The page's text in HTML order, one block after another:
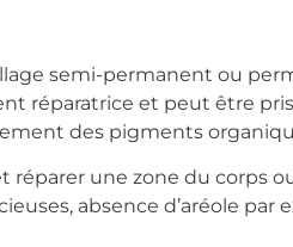
semi-permanent ou
réparatrice et peut être
des pigments
réparer une zone du corps
absence d’aréole